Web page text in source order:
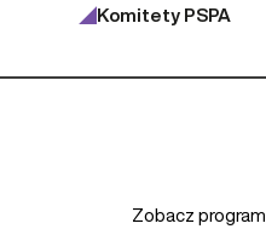
Komitety PSPA
Zobacz program